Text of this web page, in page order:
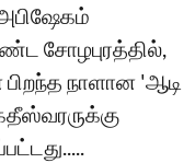
சோழபுரத்தில்,
நாளான 'ஆடி